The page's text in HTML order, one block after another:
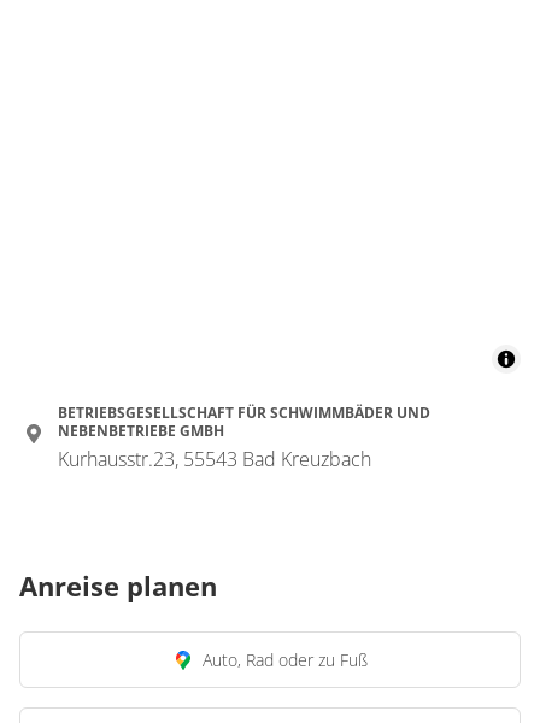
BETRIEBSGESELLSCHAFT FÜR SCHWIMMBÄDER UND
NEBENBETRIEBE GMBH
Kurhausstr.23, 55543 Bad Kreuzbach
Anreise planen
Auto, Rad oder zu Fuß